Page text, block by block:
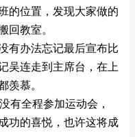
的位置，发现大家做的
回教室。
有办法忘记最后宣布比
吴连走到主席台，在上
羡慕。
有全程参加运动会，
功的喜悦，也许这将成